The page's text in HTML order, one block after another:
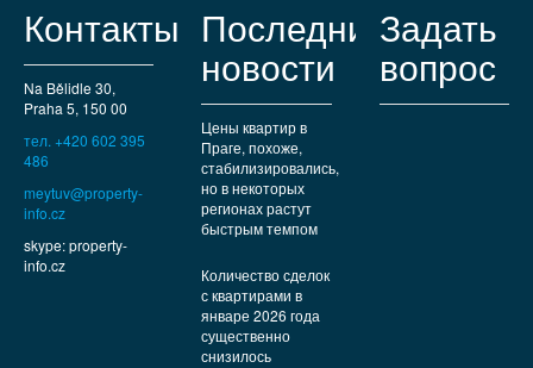
Контакты
Na Bělidle 30,
Praha 5, 150 00
тел. +420 602 395
486
meytuv@property-
info.cz
skype: property-
info.cz
Последние
новости
Цены квартир в
Праге, похоже,
стабилизировались,
но в некоторых
регионах растут
быстрым темпом
Количество сделок
с квартирами в
январе 2026 года
существенно
снизилось
Задать
вопрос